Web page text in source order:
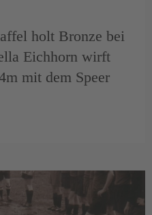
holt Bronze bei
Eichhorn wirft
mit dem Speer